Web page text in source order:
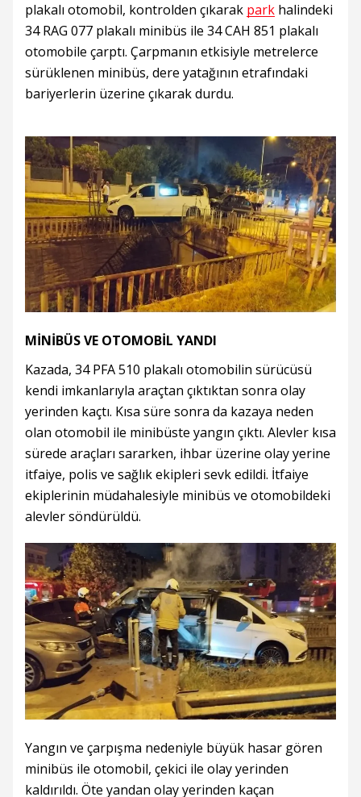
plakalı otomobil, kontrolden çıkarak park halindeki
34 RAG 077 plakalı minibüs ile 34 CAH 851 plakalı
otomobile çarptı. Çarpmanın etkisiyle metrelerce
sürüklenen minibüs, dere yatağının etrafındaki
bariyerlerin üzerine çıkarak durdu.
MİNİBÜS VE OTOMOBİL YANDI
Kazada, 34 PFA 510 plakalı otomobilin sürücüsü
kendi imkanlarıyla araçtan çıktıktan sonra olay
yerinden kaçtı. Kısa süre sonra da kazaya neden
olan otomobil ile minibüste yangın çıktı. Alevler kısa
sürede araçları sararken, ihbar üzerine olay yerine
itfaiye, polis ve sağlık ekipleri sevk edildi. İtfaiye
ekiplerinin müdahalesiyle minibüs ve otomobildeki
alevler söndürüldü.
Yangın ve çarpışma nedeniyle büyük hasar gören
minibüs ile otomobil, çekici ile olay yerinden
kaldırıldı. Öte yandan olay yerinden kaçan